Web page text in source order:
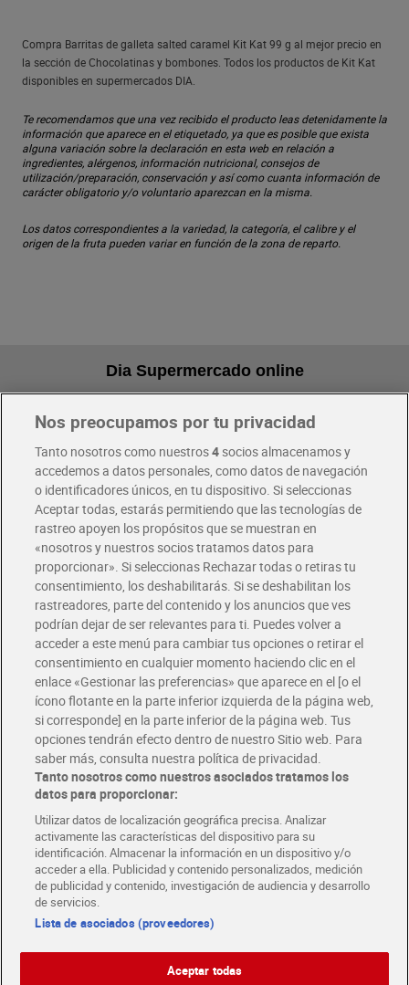
Compra Barritas de galleta salted caramel Kit Kat 99 g al mejor precio en
la sección de Chocolatinas y bombones. Todos los productos de Kit Kat
disponibles en supermercados DIA.
Te recomendamos que una vez recibido el producto leas detenidamente la
información que aparece en el etiquetado, ya que es posible que exista
alguna variación sobre la declaración en esta web en relación a
ingredientes, alérgenos, información nutricional, consejos de
utilización/preparación, conservación y así como cuanta información de
carácter obligatorio y/o voluntario aparezcan en la misma.
Los datos correspondientes a la variedad, la categoría, el calibre y el
origen de la fruta pueden variar en función de la zona de reparto.
Dia Supermercado online
Pide hoy, recibe hoy
Envío gratis por compras superiores a 100€
Envío estandar por 4,99€
Glovo y Uber Eats
Solicita tu factura de Glovo o Uber Eats
Únete al CLUB Dia
Disfruta las ventajas y ofertas exclusivas.
Descárgate la APP Dia
Folletos y Tiendas
Descubre las mejores ofertas y busca tu tienda más cercana
Tarjeta MaX Dia
Te devuelve hasta 8€/mes de tus compras.
¡Solicita tu tarjeta de crédito aquí!
COMER MEJOR CADA DIA
COLABORA CON DIA ABRE TU TIENDA DIA CORPORATE
Nos preocupamos por tu privacidad
Tanto nosotros como nuestros4socios almacenamos y
accedemos a datos personales, como datos de navegación
o identificadores únicos, en tu dispositivo. Si seleccionas
Aceptar todas, estarás permitiendo que las tecnologías de
rastreo apoyen los propósitos que se muestran en
«nosotros y nuestros socios tratamos datos para
proporcionar». Si seleccionas Rechazar todas o retiras tu
consentimiento, los deshabilitarás. Si se deshabilitan los
rastreadores, parte del contenido y los anuncios que ves
podrían dejar de ser relevantes para ti. Puedes volver a
acceder a este menú para cambiar tus opciones o retirar el
consentimiento en cualquier momento haciendo clic en el
enlace «Gestionar las preferencias» que aparece en el [o el
ícono flotante en la parte inferior izquierda de la página web,
si corresponde] en la parte inferior de la página web. Tus
opciones tendrán efecto dentro de nuestro Sitio web. Para
saber más, consulta nuestra política de privacidad.
Tanto nosotros como nuestros asociados tratamos los
datos para proporcionar:
Utilizar datos de localización geográfica precisa. Analizar
activamente las características del dispositivo para su
identificación. Almacenar la información en un dispositivo y/o
acceder a ella. Publicidad y contenido personalizados, medición
de publicidad y contenido, investigación de audiencia y desarrollo
de servicios.
Lista de asociados (proveedores)
Aceptar todas